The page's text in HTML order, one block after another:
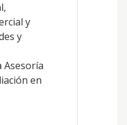
y
y
Asesoría
en